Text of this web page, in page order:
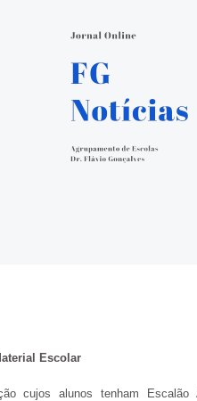
Escolar
cujos alunos tenham